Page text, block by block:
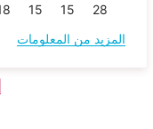
28
15
15
المزيد من المعلومات